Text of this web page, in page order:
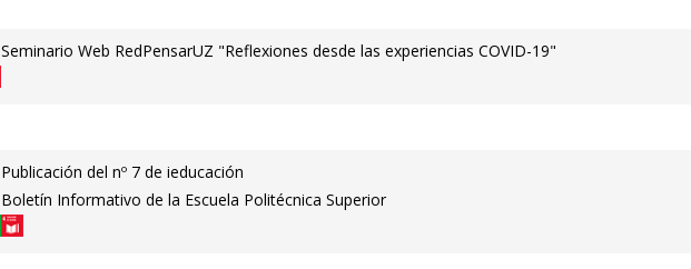
Seminario Web RedPensarUZ "Reflexiones desde las experiencias COVID-19"
Publicación del nº 7 de ieducación
Boletín Informativo de la Escuela Politécnica Superior